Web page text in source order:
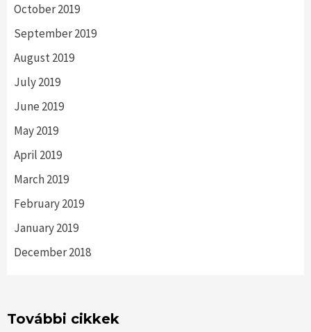
October 2019
September 2019
August 2019
July 2019
June 2019
May 2019
April 2019
March 2019
February 2019
January 2019
December 2018
További cikkek